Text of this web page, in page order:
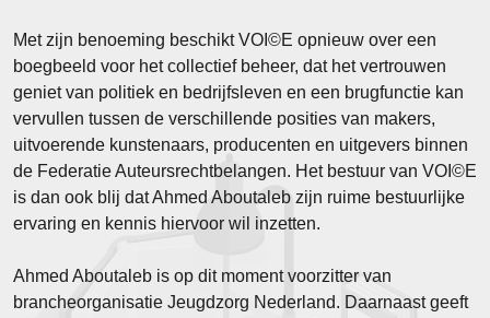
Met zijn benoeming beschikt VOI©E opnieuw over een
boegbeeld voor het collectief beheer, dat het vertrouwen
geniet van politiek en bedrijfsleven en een brugfunctie kan
vervullen tussen de verschillende posities van makers,
uitvoerende kunstenaars, producenten en uitgevers binnen
de Federatie Auteursrechtbelangen. Het bestuur van VOI©E
is dan ook blij dat Ahmed Aboutaleb zijn ruime bestuurlijke
ervaring en kennis hiervoor wil inzetten.
Ahmed Aboutaleb is op dit moment voorzitter van
brancheorganisatie Jeugdzorg Nederland. Daarnaast geeft